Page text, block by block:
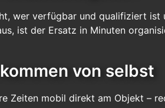
wer verfügbar und qualifiziert ist
ist der Ersatz in Minuten
von selbst
Zeiten mobil direkt am Objekt –